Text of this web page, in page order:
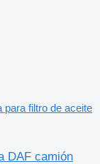
para filtro de aceite
DAF camión